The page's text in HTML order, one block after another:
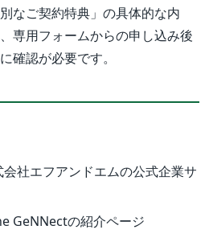
なご契約特典」の具体的な内
専用フォームからの申し込み後
確認が必要です。
会社エフアンドエムの公式企業サ
GeNNectの紹介ページ